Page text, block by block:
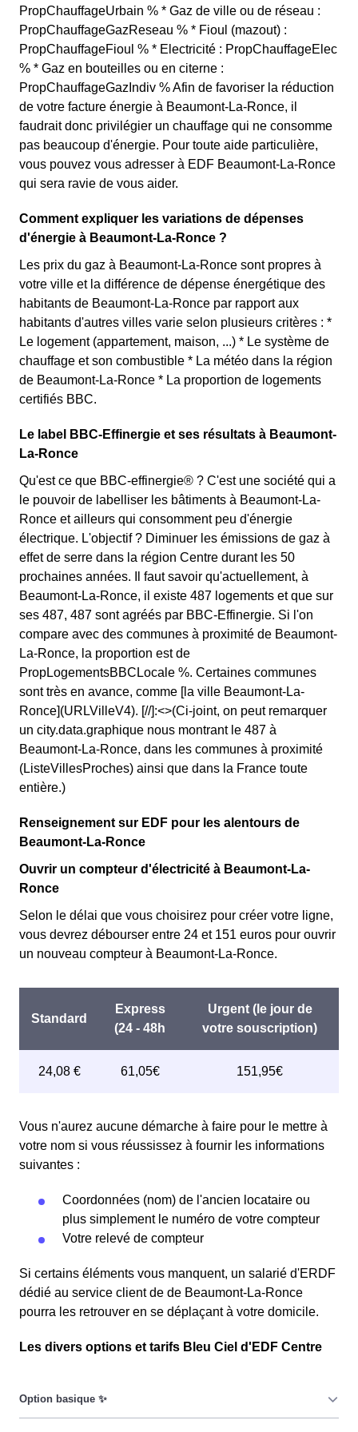
PropChauffageUrbain % * Gaz de ville ou de réseau :
PropChauffageGazReseau % * Fioul (mazout) :
PropChauffageFioul % * Electricité : PropChauffageElec
% * Gaz en bouteilles ou en citerne :
PropChauffageGazIndiv % Afin de favoriser la réduction
de votre facture énergie à Beaumont-La-Ronce, il
faudrait donc privilégier un chauffage qui ne consomme
pas beaucoup d'énergie. Pour toute aide particulière,
vous pouvez vous adresser à EDF Beaumont-La-Ronce
qui sera ravie de vous aider.
Comment expliquer les variations de dépenses
d'énergie à Beaumont-La-Ronce ?
Les prix du gaz à Beaumont-La-Ronce sont propres à
votre ville et la différence de dépense énergétique des
habitants de Beaumont-La-Ronce par rapport aux
habitants d'autres villes varie selon plusieurs critères : *
Le logement (appartement, maison, ...) * Le système de
chauffage et son combustible * La météo dans la région
de Beaumont-La-Ronce * La proportion de logements
certifiés BBC.
Le label BBC-Effinergie et ses résultats à Beaumont-
La-Ronce
Qu'est ce que BBC-effinergie® ? C'est une société qui a
le pouvoir de labelliser les bâtiments à Beaumont-La-
Ronce et ailleurs qui consomment peu d'énergie
électrique. L'objectif ? Diminuer les émissions de gaz à
effet de serre dans la région Centre durant les 50
prochaines années. Il faut savoir qu'actuellement, à
Beaumont-La-Ronce, il existe 487 logements et que sur
ses 487, 487 sont agréés par BBC-Effinergie. Si l'on
compare avec des communes à proximité de Beaumont-
La-Ronce, la proportion est de
PropLogementsBBCLocale %. Certaines communes
sont très en avance, comme [la ville Beaumont-La-
Ronce](URLVilleV4). [//]:<>(Ci-joint, on peut remarquer
un city.data.graphique nous montrant le 487 à
Beaumont-La-Ronce, dans les communes à proximité
(ListeVillesProches) ainsi que dans la France toute
entière.)
Renseignement sur EDF pour les alentours de
Beaumont-La-Ronce
Ouvrir un compteur d'électricité à Beaumont-La-
Ronce
Selon le délai que vous choisirez pour créer votre ligne,
vous devrez débourser entre 24 et 151 euros pour ouvrir
un nouveau compteur à Beaumont-La-Ronce.
Vous n'aurez aucune démarche à faire pour le mettre à
votre nom si vous réussissez à fournir les informations
suivantes :
Coordonnées (nom) de l'ancien locataire ou
plus simplement le numéro de votre compteur
Votre relevé de compteur
Si certains éléments vous manquent, un salarié d'ERDF
dédié au service client de de Beaumont-La-Ronce
pourra les retrouver en se déplaçant à votre domicile.
Les divers options et tarifs Bleu Ciel d'EDF Centre